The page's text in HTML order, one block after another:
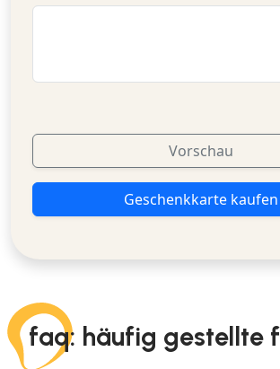
Vorschau
Geschenkkarte kaufen
faq: häufig gestellte